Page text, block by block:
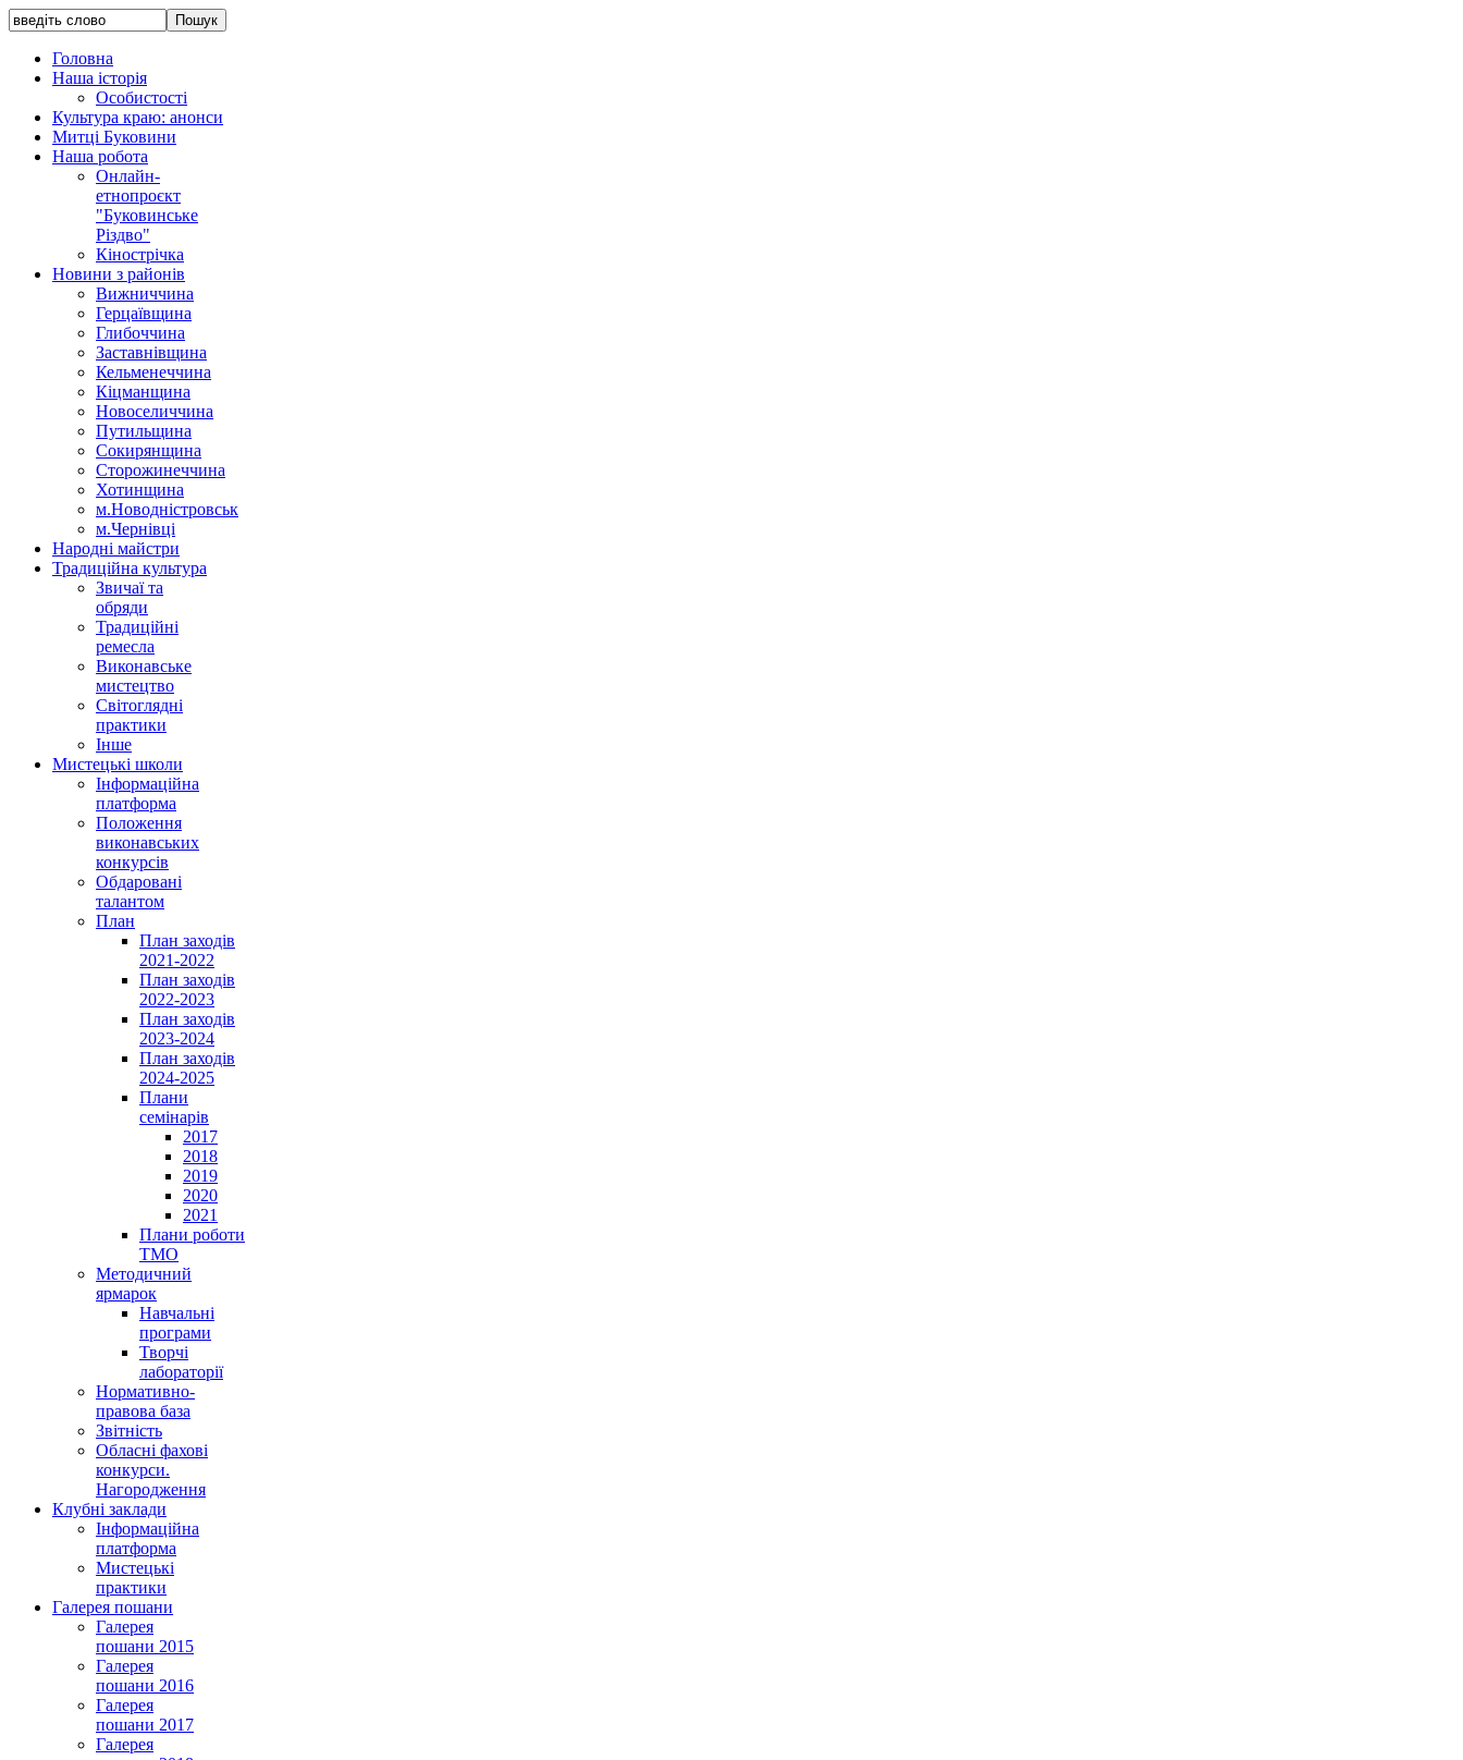
Головна
Наша історія
Особистості
Культура краю: анонси
Митці Буковини
Наша робота
Онлайн-
етнопроєкт
"Буковинське
Різдво"
Кінострічка
Новини з районів
Вижниччина
Герцаївщина
Глибоччина
Заставнівщина
Кельменеччина
Кіцманщина
Новоселиччина
Путильщина
Сокирянщина
Сторожинеччина
Хотинщина
м.Новодністровськ
м.Чернівці
Народні майстри
Традиційна культура
Звичаї та
обряди
Традиційні
ремесла
Виконавське
мистецтво
Світоглядні
практики
Інше
Мистецькі школи
Інформаційна
платформа
Положення
виконавських
конкурсів
Обдаровані
талантом
План
План заходів
2021-2022
План заходів
2022-2023
План заходів
2023-2024
План заходів
2024-2025
Плани
семінарів
2017
2018
2019
2020
2021
Плани роботи
ТМО
Методичний
ярмарок
Навчальні
програми
Творчі
лабораторії
Нормативно-
правова база
Звітність
Обласні фахові
конкурси.
Нагородження
Клубні заклади
Інформаційна
платформа
Мистецькі
практики
Галерея пошани
Галерея
пошани 2015
Галерея
пошани 2016
Галерея
пошани 2017
Галерея